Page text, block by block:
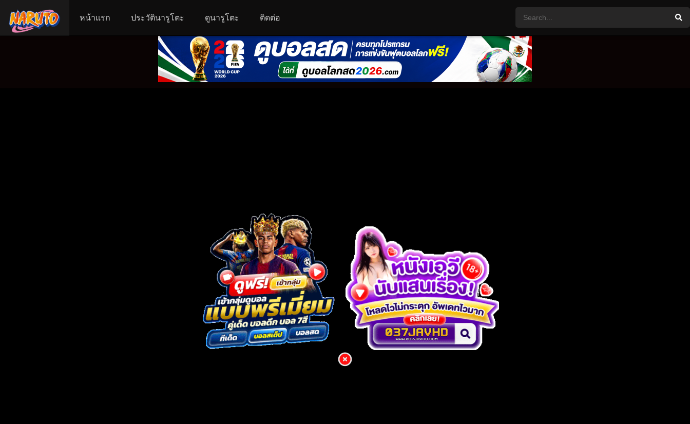
หน้าแรก ประวัตินารูโตะ ดูนารูโตะ ติดต่อ